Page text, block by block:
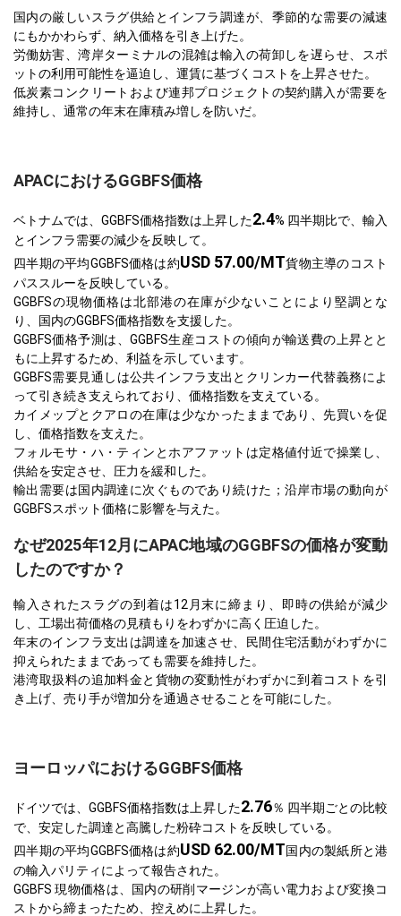
国内の厳しいスラグ供給とインフラ調達が、季節的な需要の減速
にもかかわらず、納入価格を引き上げた。
労働妨害、湾岸ターミナルの混雑は輸入の荷卸しを遅らせ、スポ
ットの利用可能性を逼迫し、運賃に基づくコストを上昇させた。
低炭素コンクリートおよび連邦プロジェクトの契約購入が需要を
維持し、通常の年末在庫積み増しを防いだ。
APACにおけるGGBFS価格
ベトナムでは、GGBFS価格指数は上昇した2.4% 四半期比で、輸入
とインフラ需要の減少を反映して。
四半期の平均GGBFS価格は約USD 57.00/MT貨物主導のコスト
パススルーを反映している。
GGBFSの現物価格は北部港の在庫が少ないことにより堅調とな
り、国内のGGBFS価格指数を支援した。
GGBFS価格予測は、GGBFS生産コストの傾向が輸送費の上昇とと
もに上昇するため、利益を示しています。
GGBFS需要見通しは公共インフラ支出とクリンカー代替義務によ
って引き続き支えられており、価格指数を支えている。
カイメップとクアロの在庫は少なかったままであり、先買いを促
し、価格指数を支えた。
フォルモサ・ハ・ティンとホアファットは定格値付近で操業し、
供給を安定させ、圧力を緩和した。
輸出需要は国内調達に次ぐものであり続けた；沿岸市場の動向が
GGBFSスポット価格に影響を与えた。
なぜ2025年12月にAPAC地域のGGBFSの価格が変動
したのですか？
輸入されたスラグの到着は12月末に締まり、即時の供給が減少
し、工場出荷価格の見積もりをわずかに高く圧迫した。
年末のインフラ支出は調達を加速させ、民間住宅活動がわずかに
抑えられたままであっても需要を維持した。
港湾取扱料の追加料金と貨物の変動性がわずかに到着コストを引
き上げ、売り手が増加分を通過させることを可能にした。
ヨーロッパにおけるGGBFS価格
ドイツでは、GGBFS価格指数は上昇した2.76％ 四半期ごとの比較
で、安定した調達と高騰した粉砕コストを反映している。
四半期の平均GGBFS価格は約USD 62.00/MT国内の製紙所と港
の輸入パリティによって報告された。
GGBFS 現物価格は、国内の研削マージンが高い電力および変換コ
ストから締まったため、控えめに上昇した。